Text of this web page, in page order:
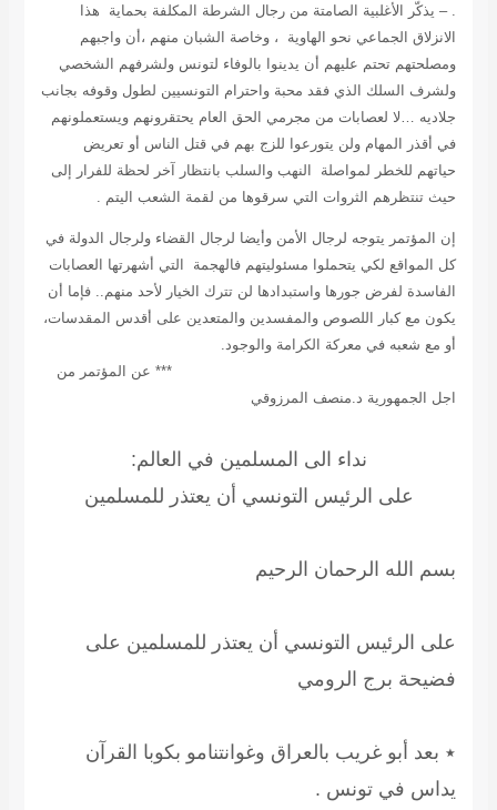
. – يذكّر الأغلبية الصامتة من رجال الشرطة المكلفة بحماية هذا
الانزلاق الجماعي نحو الهاوية ، وخاصة الشبان منهم ،أن واجبهم
ومصلحتهم تحتم عليهم أن يدينوا بالوفاء لتونس ولشرفهم الشخصي
ولشرف السلك الذي فقد محبة واحترام التونسيين لطول وقوفه بجانب
جلاديه …لا لعصابات من مجرمي الحق العام يحتقرونهم ويستعملونهم
في أقذر المهام ولن يتورعوا للزج بهم في قتل الناس أو تعريض
حياتهم للخطر لمواصلة النهب والسلب بانتظار آخر لحظة للفرار إلى
حيث تنتظرهم الثروات التي سرقوها من لقمة الشعب اليتم .
إن المؤتمر يتوجه لرجال الأمن وأيضا لرجال القضاء ولرجال الدولة في
كل المواقع لكي يتحملوا مسئوليتهم فالهجمة التي أشهرتها العصابات
الفاسدة لفرض جورها واستبدادها لن تترك الخيار لأحد منهم.. فإما أن
يكون مع كبار اللصوص والمفسدين والمتعدين على أقدس المقدسات،
أو مع شعبه في معركة الكرامة والوجود.
*** عن المؤتمر من
اجل الجمهورية د.منصف المرزوقي
نداء الى المسلمين في العالم:
على الرئيس التونسي أن يعتذر للمسلمين
بسم الله الرحمان الرحيم
على الرئيس التونسي أن يعتذر للمسلمين على
فضيحة برج الرومي
٭ بعد أبو غريب بالعراق وغوانتنامو بكوبا القرآن
يداس في تونس .